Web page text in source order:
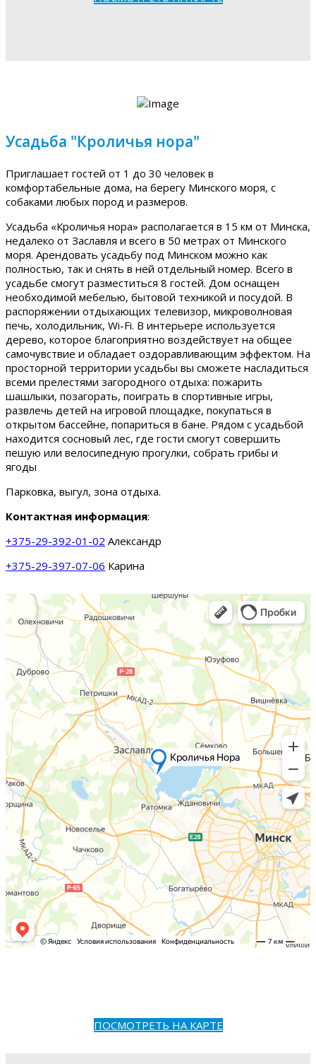
Усадьба "Кроличья нора"
Приглашает гостей от 1 до 30 человек в
комфортабельные дома, на берегу Минского моря, с
собаками любых пород и размеров.
Усадьба «Кроличья нора» располагается в 15 км от Минска,
недалеко от Заславля и всего в 50 метрах от Минского
моря. Арендовать усадьбу под Минском можно как
полностью, так и снять в ней отдельный номер. Всего в
усадьбе смогут разместиться 8 гостей. Дом оснащен
необходимой мебелью, бытовой техникой и посудой. В
распоряжении отдыхающих телевизор, микроволновая
печь, холодильник, Wi-Fi. В интерьере используется
дерево, которое благоприятно воздействует на общее
самочувствие и обладает оздоравливающим эффектом. На
просторной территории усадьбы вы сможете насладиться
всеми прелестями загородного отдыха: пожарить
шашлыки, позагорать, поиграть в спортивные игры,
развлечь детей на игровой площадке, покупаться в
открытом бассейне, попариться в бане. Рядом с усадьбой
находится сосновый лес, где гости смогут совершить
пешую или велосипедную прогулки, собрать грибы и
ягоды
Парковка, выгул, зона отдыха.
Контактная информация:
+375-29-392-01-02 Александр
+375-29-397-07-06 Карина
ПОСМОТРЕТЬ НА КАРТЕ